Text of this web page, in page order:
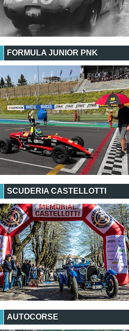
FORMULA JUNIOR PNK
SCUDERIA CASTELLOTTI
AUTOCORSE